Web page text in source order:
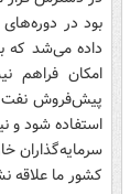
بود در
داده می‌شد که
امکان فراهم
پیش‌فروش نفت
استفاده شود و
سرمایه‌گذاران
کشور ما علاقه‌